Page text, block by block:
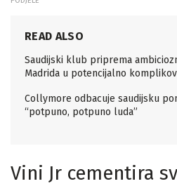
READ ALSO
Saudijski klub priprema
Madrida u potencijalno
Collymore odbacuje saudijsku
“potpuno, potpuno luda”
Vini Jr cementira